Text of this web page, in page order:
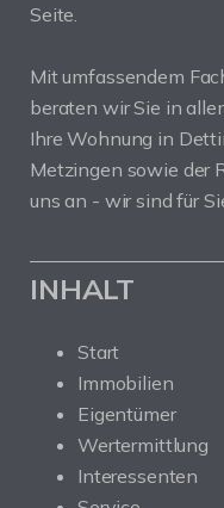
Seite.
Mit umfassendem
beraten wir Sie in
Ihre Wohnung in
Metzingen sowie der
uns an - wir sind für
INHALT
Start
Immobilien
Eigentümer
Wertermittlung
Interessenten